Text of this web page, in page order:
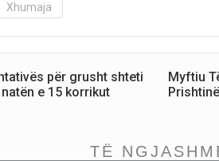
Xhumaja
për grusht shteti
e 15 korrikut
Myftiu
TË